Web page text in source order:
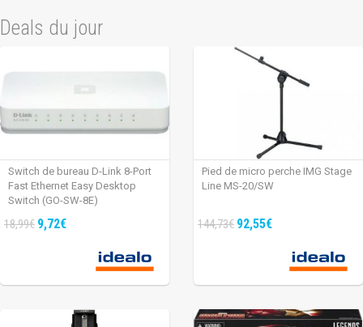
Deals du jour
Switch de bureau D-Link 8-Port
Fast Ethernet Easy Desktop
Switch (GO-SW-8E)
18,99€ 9,72€
Pied de micro perche IMG Stage
Line MS-20/SW
144,73€ 92,55€